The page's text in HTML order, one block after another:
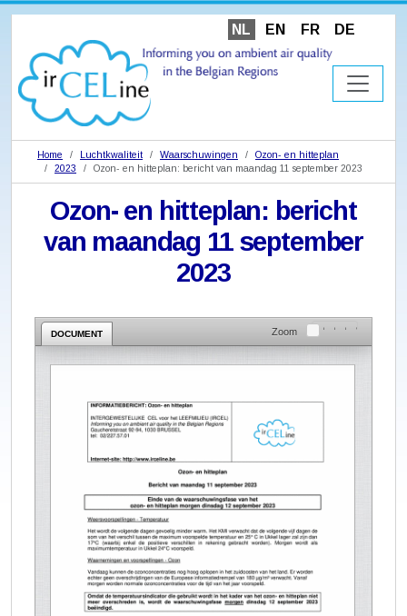
NL EN FR DE
Home Luchtkwaliteit Waarschuwingen
Ozon- en hitteplan
2023
Ozon- en hitteplan: bericht van maandag 11 september 2023
Ozon- en hitteplan: bericht
van maandag 11 september
2023
DOCUMENT Zoom